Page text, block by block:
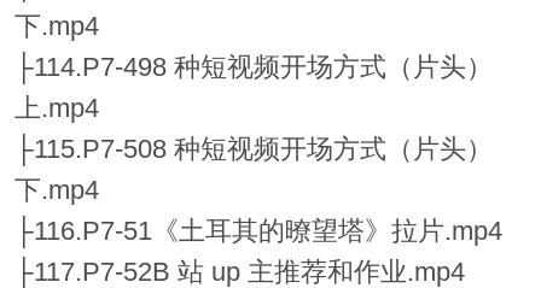
下.mp4
├114.P7-498 种短视频开场方式（片头）
上.mp4
├115.P7-508 种短视频开场方式（片头）
下.mp4
├116.P7-51《土耳其的暸望塔》拉片.mp4
├117.P7-52B 站 up 主推荐和作业.mp4